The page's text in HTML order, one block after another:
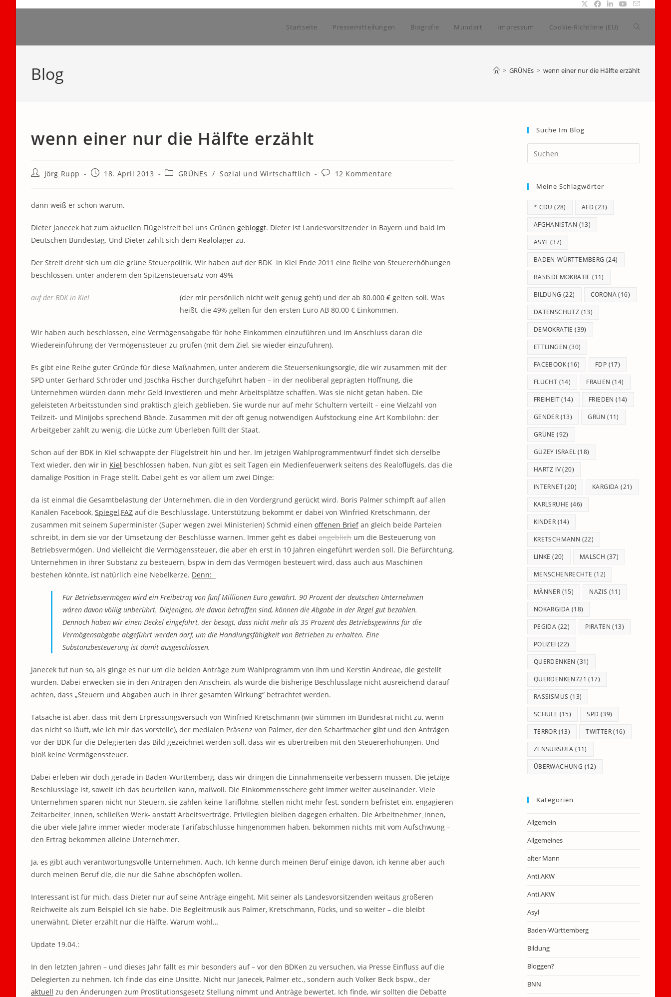
Startseite Pressemitteilungen Biografie Mundart Impressum Cookie-Richtlinie (EU) Website-
Blog > GRÜNEs > wenn einer nur die Hälfte erzählt
wenn einer nur die Hälfte erzählt
Beitrags-
Jörg Rupp
Beitrag18. April 2013
Beitrags-
GRÜNEs / Sozial und Wirtschaftlich
Beitrags-
12 Kommentare
dann weiß er schon warum.
Dieter Janecek hat zum aktuellen Flügelstreit bei uns Grünen gebloggt. Dieter ist Landesvorsitzender in Bayern und bald im
Deutschen Bundestag. Und Dieter zählt sich dem Realolager zu.
Der Streit dreht sich um die grüne Steuerpolitik. Wir haben auf der BDK in Kiel Ende 2011 eine Reihe von Steuererhöhungen
beschlossen, unter anderem den Spitzensteuersatz von 49%
auf der BDK in Kiel
(der mir persönlich nicht weit genug geht) und der ab 80.000 € gelten soll. Was
heißt, die 49% gelten für den ersten Euro AB 80.00 € Einkommen.
Wir haben auch beschlossen, eine Vermögensabgabe für hohe Einkommen einzuführen und im Anschluss daran die
Wiedereinführung der Vermögenssteuer zu prüfen (mit dem Ziel, sie wieder einzuführen).
Es gibt eine Reihe guter Gründe für diese Maßnahmen, unter anderem die Steuersenkungsorgie, die wir zusammen mit der
SPD unter Gerhard Schröder und Joschka Fischer durchgeführt haben – in der neoliberal geprägten Hoffnung, die
Unternehmen würden dann mehr Geld investieren und mehr Arbeitsplätze schaffen. Was sie nicht getan haben. Die
geleisteten Arbeitsstunden sind praktisch gleich geblieben. Sie wurde nur auf mehr Schultern verteilt – eine Vielzahl von
Teilzeit- und Minijobs sprechend Bände. Zusammen mit der oft genug notwendigen Aufstockung eine Art Kombilohn: der
Arbeitgeber zahlt zu wenig, die Lücke zum Überleben füllt der Staat.
Schon auf der BDK in Kiel schwappte der Flügelstreit hin und her. Im jetzigen Wahlprogrammentwurf findet sich derselbe
Text wieder, den wir in Kiel beschlossen haben. Nun gibt es seit Tagen ein Medienfeuerwerk seitens des Realoflügels, das die
damalige Position in Frage stellt. Dabei geht es vor allem um zwei Dinge:
da ist einmal die Gesamtbelastung der Unternehmen, die in den Vordergrund gerückt wird. Boris Palmer schimpft auf allen
Kanälen Facebook, Spiegel,FAZ auf die Beschlusslage. Unterstützung bekommt er dabei von Winfried Kretschmann, der
zusammen mit seinem Superminister (Super wegen zwei Ministerien) Schmid einen offenen Briefan gleich beide Parteien
schreibt, in dem sie vor der Umsetzung der Beschlüsse warnen. Immer geht es dabei angeblich um die Besteuerung von
Betriebsvermögen. Und vielleicht die Vermögenssteuer, die aber eh erst in 10 Jahren eingeführt werden soll. Die Befürchtung,
Unternehmen in ihrer Substanz zu besteuern, bspw in dem das Vermögen besteuert wird, dass auch aus Maschinen
bestehen könnte, ist natürlich eine Nebelkerze. Denn:
Für Betriebsvermögen wird ein Freibetrag von fünf Millionen Euro gewährt. 90 Prozent der deutschen Unternehmen
wären davon völlig unberührt. Diejenigen, die davon betroffen sind, können die Abgabe in der Regel gut bezahlen.
Dennoch haben wir einen Deckel eingeführt, der besagt, dass nicht mehr als 35 Prozent des Betriebsgewinns für die
Vermögensabgabe abgeführt werden darf, um die Handlungsfähigkeit von Betrieben zu erhalten. Eine
Substanzbesteuerung ist damit ausgeschlossen.
Janecek tut nun so, als ginge es nur um die beiden Anträge zum Wahlprogramm von ihm und Kerstin Andreae, die gestellt
wurden. Dabei erwecken sie in den Anträgen den Anschein, als würde die bisherige Beschlusslage nicht ausreichend darauf
achten, dass „Steuern und Abgaben auch in ihrer gesamten Wirkung“ betrachtet werden.
Tatsache ist aber, dass mit dem Erpressungsversuch von Winfried Kretschmann (wir stimmen im Bundesrat nicht zu, wenn
das nicht so läuft, wie ich mir das vorstelle), der medialen Präsenz von Palmer, der den Scharfmacher gibt und den Anträgen
vor der BDK für die Delegierten das Bild gezeichnet werden soll, dass wir es übertreiben mit den Steuererhöhungen. Und
bloß keine Vermögenssteuer.
Dabei erleben wir doch gerade in Baden-Württemberg, dass wir dringen die Einnahmenseite verbessern müssen. Die jetzige
Beschlusslage ist, soweit ich das beurteilen kann, maßvoll. Die Einkommensschere geht immer weiter auseinander. Viele
Unternehmen sparen nicht nur Steuern, sie zahlen keine Tariflöhne, stellen nicht mehr fest, sondern befristet ein, engagieren
Zeitarbeiter_innen, schließen Werk- anstatt Arbeitsverträge. Privilegien bleiben dagegen erhalten. Die Arbeitnehmer_innen,
die über viele Jahre immer wieder moderate Tarifabschlüsse hingenommen haben, bekommen nichts mit vom Aufschwung –
den Ertrag bekommen alleine Unternehmer.
Ja, es gibt auch verantwortungsvolle Unternehmen. Auch. Ich kenne durch meinen Beruf einige davon, ich kenne aber auch
durch meinen Beruf die, die nur die Sahne abschöpfen wollen.
Interessant ist für mich, dass Dieter nur auf seine Anträge eingeht. Mit seiner als Landesvorsitzenden weitaus größeren
Reichweite als zum Beispiel ich sie habe. Die Begleitmusik aus Palmer, Kretschmann, Fücks, und so weiter – die bleibt
unerwähnt. Dieter erzählt nur die Hälfte. Warum wohl…
Update 19.04.:
In den letzten Jahren – und dieses Jahr fällt es mir besonders auf – vor den BDKen zu versuchen, via Presse Einfluss auf die
Delegierten zu nehmen. Ich finde das eine Unsitte. Nicht nur Janecek, Palmer etc., sondern auch Volker Beck bspw., der
aktuell zu den Änderungen zum Prostitutionsgesetz Stellung nimmt und Anträge bewertet. Ich finde, wir sollten die Debatte
Suche Im Blog
Escape
Meine Schlagwörter
* CDU (28) AFD (23)
AFGHANISTAN (13)
ASYL (37)
BADEN-WÜRTTEMBERG (24)
BASISDEMOKRATIE (11)
BILDUNG (22) CORONA(16)
DATENSCHUTZ (13)
DEMOKRATIE (39)
ETTLINGEN (30)
FACEBOOK(16) FDP (17)
FLUCHT (14) FRAUEN (14)
FREIHEIT(14) FRIEDEN (14)
GENDER (13) GRÜN (11)
GRÜNE (92)
GÜZEY ISRAEL (18)
HARTZ IV(20)
INTERNET(20) KARGIDA (21)
KARLSRUHE (46)
KINDER (14)
KRETSCHMANN (22)
LINKE (20) MALSCH (37)
MENSCHENRECHTE (12)
MÄNNER (15) NAZIS (11)
NOKARGIDA (18)
PEGIDA (22) PIRATEN (13)
POLIZEI (22)
QUERDENKEN (31)
QUERDENKEN721 (17)
RASSISMUS (13)
SCHULE (15) SPD (39)
TERROR (13) TWITTER(16)
ZENSURSULA (11)
ÜBERWACHUNG (12)
Kategorien
Allgemein
Allgemeines
alter Mann
Anti.AKW
Anti.AKW
Asyl
Baden-Württemberg
Bildung
Bloggen?
BNN